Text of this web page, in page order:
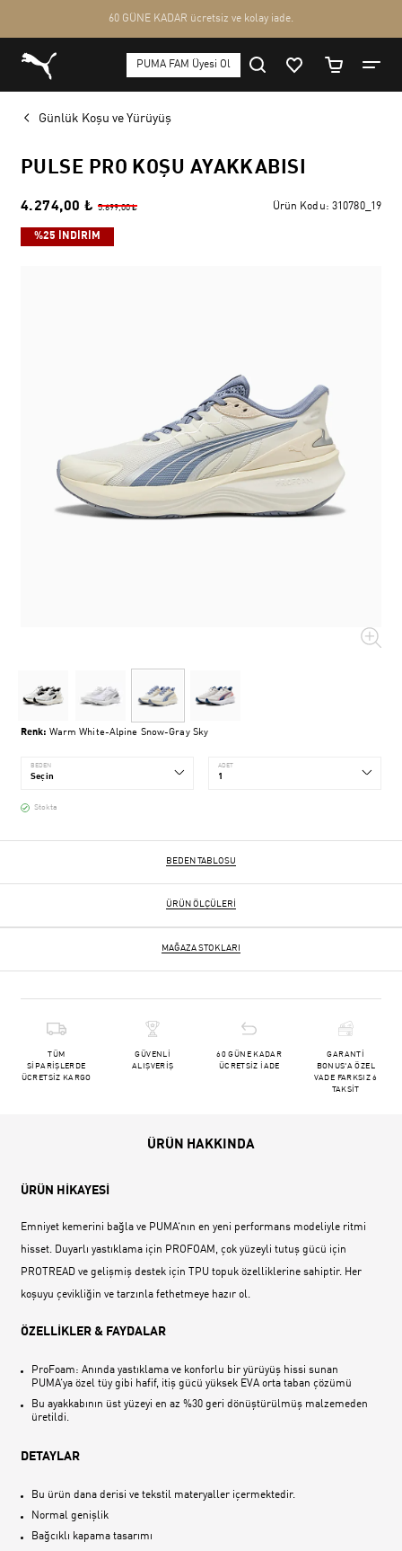
Günlük Koşu ve Yürüyüş
PULSE PRO KOŞU AYAKKABISI
4.274,00 ₺ 5.699,00 ₺ Ürün Kodu: 310780_19
%25 İNDİRİM
Renk: Warm White-Alpine Snow-Gray Sky
BEDEN ADET
Stokta
BEDEN TABLOSU
ÜRÜN ÖLÇÜLERI
MAĞAZA STOKLARI
TÜM
SİPARİŞLERDE
ÜCRETSİZ KARGO
GÜVENLİ
ALIŞVERİŞ
60 GÜNE KADAR
ÜCRETSİZ İADE
GARANTİ
BONUS'A ÖZEL
VADE FARKSIZ 6
TAKSİT
ÜRÜN HAKKINDA
ÜRÜN HİKAYESİ
Emniyet kemerini bağla ve PUMA‘nın en yeni performans modeliyle ritmi
hisset. Duyarlı yastıklama için PROFOAM, çok yüzeyli tutuş gücü için
PROTREAD ve gelişmiş destek için TPU topuk özelliklerine sahiptir. Her
koşuyu çevikliğin ve tarzınla fethetmeye hazır ol.
ÖZELLİKLER & FAYDALAR
ProFoam: Anında yastıklama ve konforlu bir yürüyüş hissi sunan
PUMA‘ya özel tüy gibi hafif, itiş gücü yüksek EVA orta taban çözümü
Bu ayakkabının üst yüzeyi en az %30 geri dönüştürülmüş malzemeden
üretildi.
DETAYLAR
Bu ürün dana derisi ve tekstil materyaller içermektedir.
Normal genişlik
Bağcıklı kapama tasarımı